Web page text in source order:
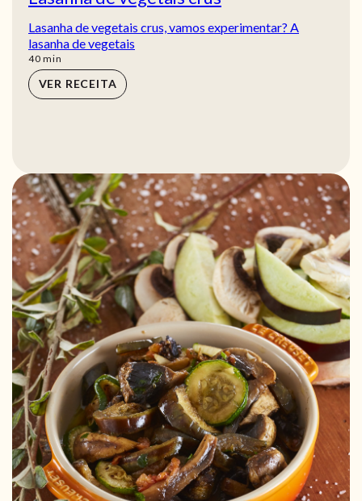
Lasanha de vegetais crus, vamos experimentar? A
lasanha de vegetais
40min
min
VER RECEITA